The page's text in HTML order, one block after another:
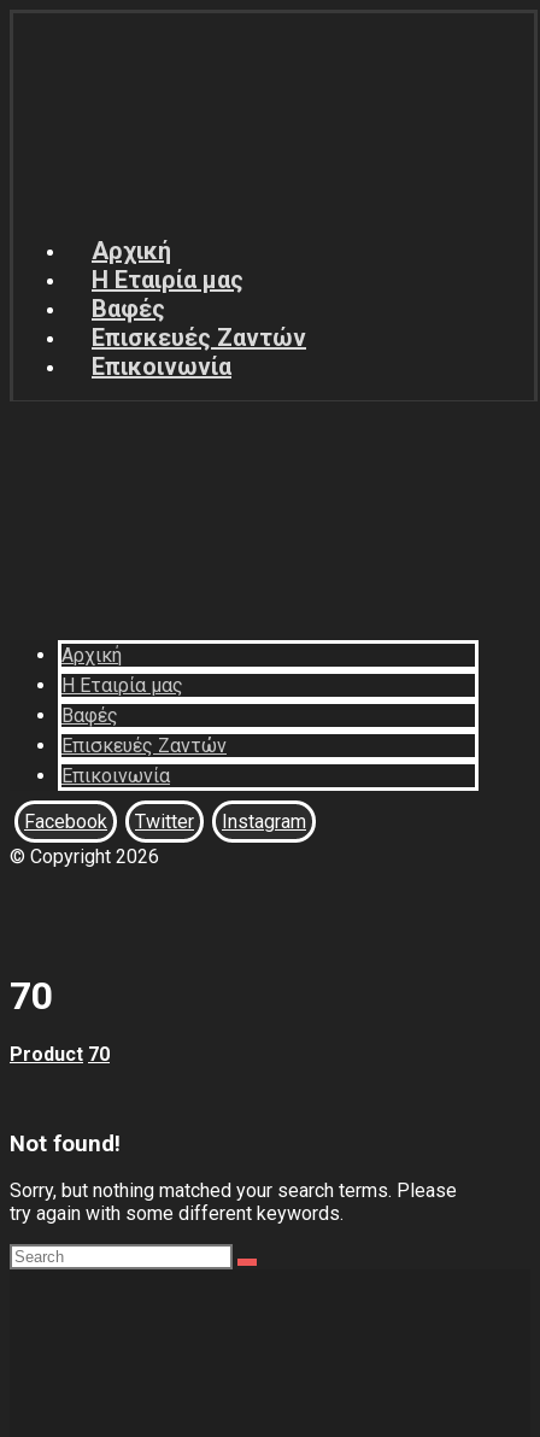
Αρχική
Η Εταιρία μας
Βαφές
Επισκευές Ζαντών
Επικοινωνία
Αρχική
Η Εταιρία μας
Βαφές
Επισκευές Ζαντών
Επικοινωνία
Facebook
Twitter
Instagram
© Copyright 2026
70
Product 70
Not found!
Sorry, but nothing matched your search terms. Please
try again with some different keywords.